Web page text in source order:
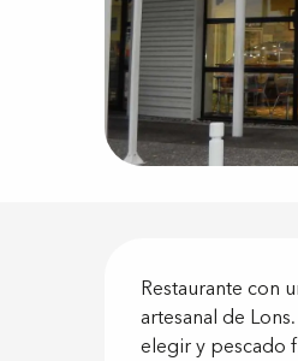
Restaurante con
artesanal de
elegir y pescado